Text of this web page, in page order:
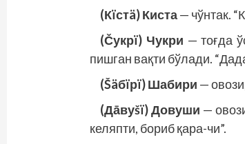
(Кïстä) Киста— чўнтак.
(Čукрï) Чукри — тоғда
пишган вақти бўлади.
(Šäбïрï) Шабири —
(Дāвуšï) Довуши —
кел­япти, бориб қара-чи”.